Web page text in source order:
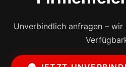
Unverbindlich anfragen –